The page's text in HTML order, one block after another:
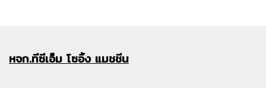
หจก.ทีซีเอ็ม โซอิ้ง แมชชีน